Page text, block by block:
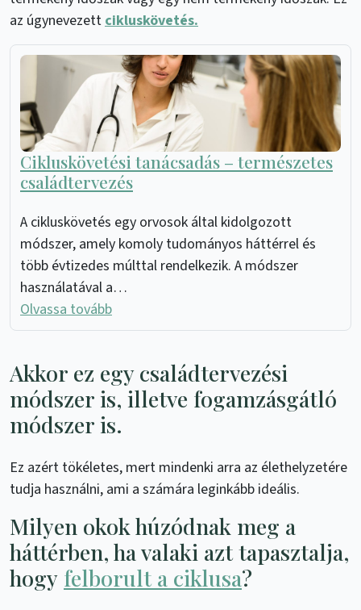
az úgynevezett cikluskövetés.
Cikluskövetési tanácsadás – természetes
családtervezés
A cikluskövetés egy orvosok által kidolgozott
módszer, amely komoly tudományos háttérrel és
több évtizedes múlttal rendelkezik. A módszer
használatával a…
Olvassa tovább
Akkor ez egy családtervezési
módszer is, illetve fogamzásgátló
módszer is.
Ez azért tökéletes, mert mindenki arra az élethelyzetére
tudja használni, ami a számára leginkább ideális.
Milyen okok húzódnak meg a
háttérben, ha valaki azt tapasztalja,
hogy felborult a ciklusa?